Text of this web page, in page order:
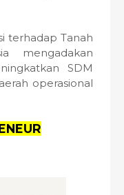
terhadap Tanah
mengadakan
SDM
operasional